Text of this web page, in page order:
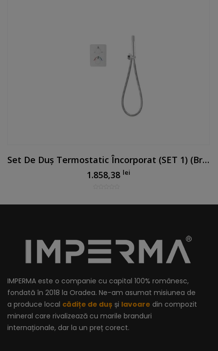
Set De Duș Termostatic Încorporat (SET 1) (braț De Tavan) Crom
1.858,38 lei
IMPERMA este o companie cu capital 100% românesc,
fondată în 2018 la Oradea. Ne-am asumat misiunea de
a produce local cădițe de duș și lavoare din compozit
mineral care rivalizează cu marile branduri
internaționale, dar la un preț corect.